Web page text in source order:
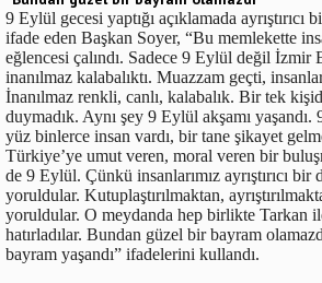
9 Eylül gecesi yaptığı açıklamada ayrıştırıcı
ifade eden Başkan Soyer, “Bu memlekette
eğlencesi çalındı. Sadece 9 Eylül değil İzmir
inanılmaz kalabalıktı. Muazzam geçti,
İnanılmaz renkli, canlı, kalabalık. Bir tek
duymadık. Aynı şey 9 Eylül akşamı yaşandı.
yüz binlerce insan vardı, bir tane şikayet
Türkiye’ye umut veren, moral veren bir
de 9 Eylül. Çünkü insanlarımız ayrıştırıcı
yoruldular. Kutuplaştırılmaktan,
yoruldular. O meydanda hep birlikte Tarkan ile
hatırladılar. Bundan güzel bir bayram
bayram yaşandı” ifadelerini kullandı.